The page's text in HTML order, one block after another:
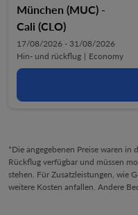
München (MUC) -
Cali (CLO)
17/08/2026 - 31/08/2026
Hin- und rückflug | Economy
*Die angegebenen Preise waren
Rückflug verfügbar und müssen
stehen. Für Zusatzleistungen, wie
weitere Kosten anfallen. Andere